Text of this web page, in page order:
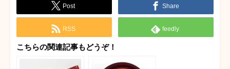
Post Share
RSS feedly
こちらの関連記事もどうぞ！